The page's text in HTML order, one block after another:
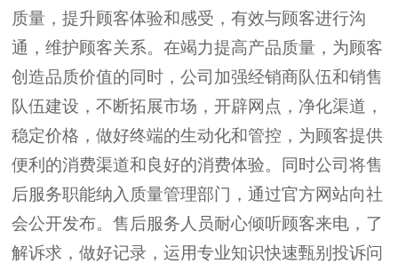
质量 ，提升顾客体验和感受，有效与顾客进行沟
通 ，维护顾客关系。在竭力提高产品质量，为顾客
创造品质价值的同时，公司加强经销商队伍和销售
队伍建设，不断拓展市场，开辟网点，净化渠道，
稳定价格，做好终端的生动化和管控，为顾客提供
便利的消费渠道和良好的消费体验。同时公司将售
后服务职能纳入质量管理部门，通过官方网站向社
会公开发布。售后服务人员耐心倾听顾客来电 ，了
解诉求，做好记录，运用专业知识快速甄别投诉问